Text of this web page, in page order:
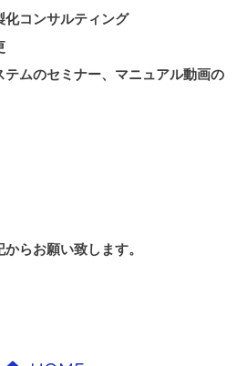
化コンサルティング
変更
ムのセミナー、マニュアル動画の
らお願い致します。